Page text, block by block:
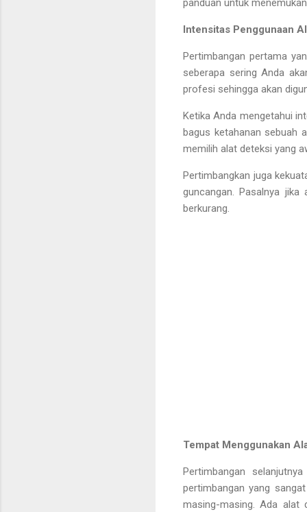
Intensitas Penggunaan
Pertimbangan pertama
seberapa sering Anda
profesi sehingga akan
Ketika Anda mengetahui
bagus ketahanan sebuah
memilih alat deteksi yang
Pertimbangkan juga
guncangan. Pasalnya
berkurang.
Tempat Menggunakan
Pertimbangan
pertimbangan yang
masing-masing. Ada alat